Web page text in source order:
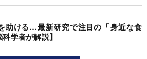
助ける…最新研究で注目の「身近な食
学者が解説】